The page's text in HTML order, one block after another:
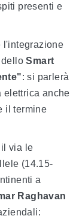
presenti e
l'integrazione
delloSmart
: si parlerà
elettrica anche
il termine
via le
(14.15-
a
Raghavan